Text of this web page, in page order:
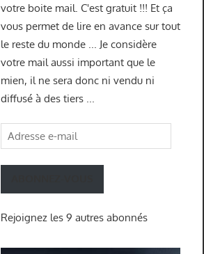
votre boite mail. C'est gratuit !!! Et ça
vous permet de lire en avance sur tout
le reste du monde ... Je considère
votre mail aussi important que le
mien, il ne sera donc ni vendu ni
diffusé à des tiers ...
Adresse
e-
mail
Rejoignez les 9 autres abonnés